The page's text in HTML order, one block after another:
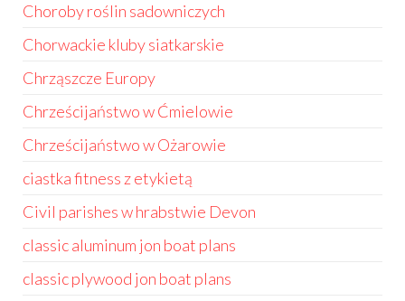
Choroby roślin sadowniczych
Chorwackie kluby siatkarskie
Chrząszcze Europy
Chrześcijaństwo w Ćmielowie
Chrześcijaństwo w Ożarowie
ciastka fitness z etykietą
Civil parishes w hrabstwie Devon
classic aluminum jon boat plans
classic plywood jon boat plans